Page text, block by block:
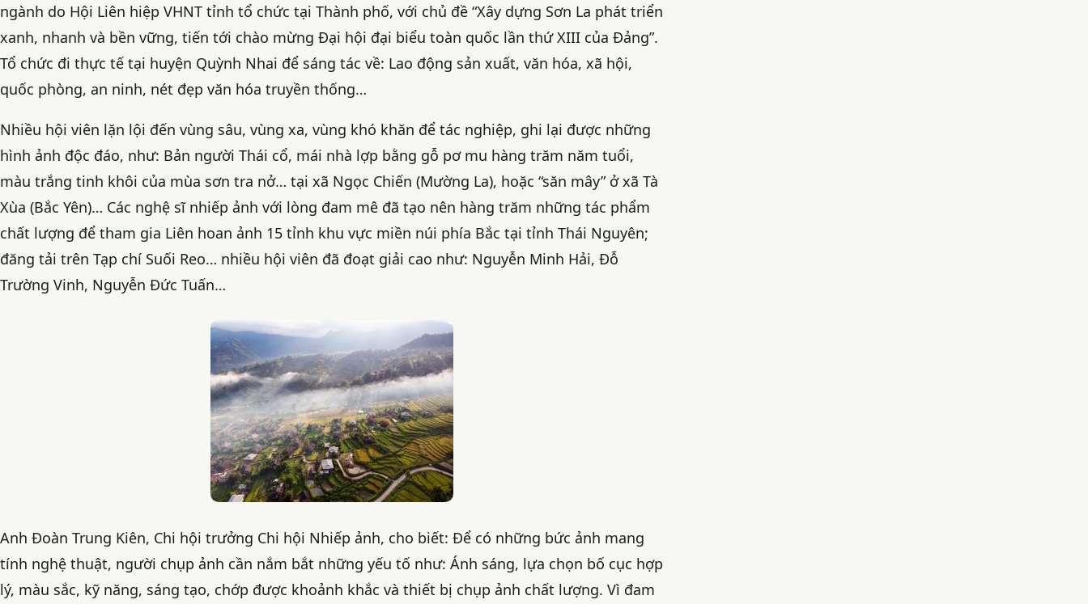
ngành do Hội Liên hiệp VHNT tỉnh tổ chức tại Thành phố, với chủ đề “Xây dựng Sơn La phát triển
xanh, nhanh và bền vững, tiến tới chào mừng Đại hội đại biểu toàn quốc lần thứ XIII của Đảng”.
Tổ chức đi thực tế tại huyện Quỳnh Nhai để sáng tác về: Lao động sản xuất, văn hóa, xã hội,
quốc phòng, an ninh, nét đẹp văn hóa truyền thống…
Nhiều hội viên lặn lội đến vùng sâu, vùng xa, vùng khó khăn để tác nghiệp, ghi lại được những
hình ảnh độc đáo, như: Bản người Thái cổ, mái nhà lợp bằng gỗ pơ mu hàng trăm năm tuổi,
màu trắng tinh khôi của mùa sơn tra nở… tại xã Ngọc Chiến (Mường La), hoặc “săn mây” ở xã Tà
Xùa (Bắc Yên)… Các nghệ sĩ nhiếp ảnh với lòng đam mê đã tạo nên hàng trăm những tác phẩm
chất lượng để tham gia Liên hoan ảnh 15 tỉnh khu vực miền núi phía Bắc tại tỉnh Thái Nguyên;
đăng tải trên Tạp chí Suối Reo… nhiều hội viên đã đoạt giải cao như: Nguyễn Minh Hải, Đỗ
Trường Vinh, Nguyễn Đức Tuấn…
Anh Đoàn Trung Kiên, Chi hội trưởng Chi hội Nhiếp ảnh, cho biết: Để có những bức ảnh mang
tính nghệ thuật, người chụp ảnh cần nắm bắt những yếu tố như: Ánh sáng, lựa chọn bố cục hợp
lý, màu sắc, kỹ năng, sáng tạo, chớp được khoảnh khắc và thiết bị chụp ảnh chất lượng. Vì đam